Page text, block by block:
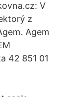
V
z
Agem
42 851 01